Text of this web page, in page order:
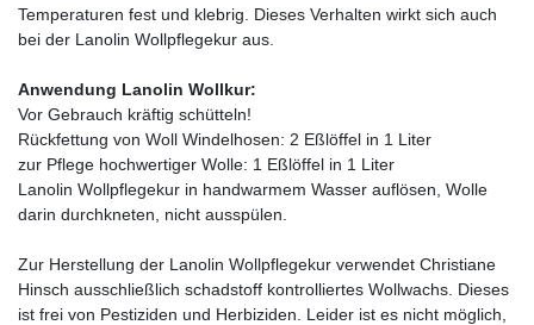
Temperaturen fest und klebrig. Dieses Verhalten wirkt sich auch
bei der Lanolin Wollpflegekur aus.
Anwendung Lanolin Wollkur:
Vor Gebrauch kräftig schütteln!
Rückfettung von Woll Windelhosen: 2 Eßlöffel in 1 Liter
zur Pflege hochwertiger Wolle: 1 Eßlöffel in 1 Liter
Lanolin Wollpflegekur in handwarmem Wasser auflösen, Wolle
darin durchkneten, nicht ausspülen.
Zur Herstellung der Lanolin Wollpflegekur verwendet Christiane
Hinsch ausschließlich schadstoff kontrolliertes Wollwachs. Dieses
ist frei von Pestiziden und Herbiziden. Leider ist es nicht möglich,